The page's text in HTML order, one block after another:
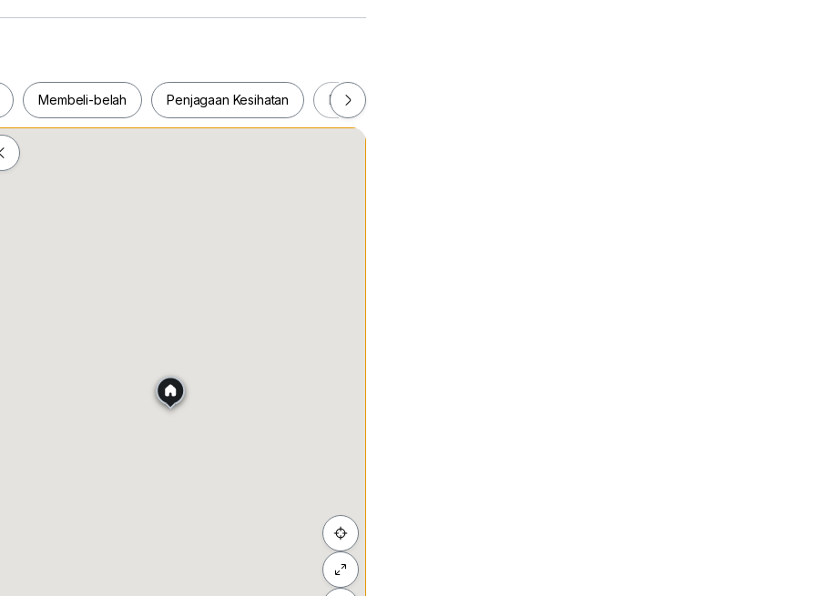
Membeli-belah Penjagaan Kesihatan Makanan & Minuman